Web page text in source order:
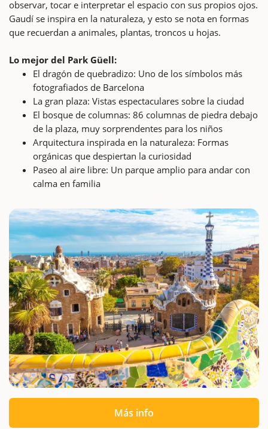
observar, tocar e interpretar el espacio con sus propios ojos.
Gaudí se inspira en la naturaleza, y esto se nota en formas
que recuerdan a animales, plantas, troncos u hojas.
Lo mejor del Park Güell:
El dragón de quebradizo: Uno de los símbolos más
fotografiados de Barcelona
La gran plaza: Vistas espectaculares sobre la ciudad
El bosque de columnas: 86 columnas de piedra debajo
de la plaza, muy sorprendentes para los niños
Arquitectura inspirada en la naturaleza: Formas
orgánicas que despiertan la curiosidad
Paseo al aire libre: Un parque amplio para andar con
calma en familia
Más info